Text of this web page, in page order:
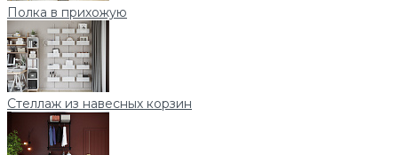
Полка в прихожую
Стеллаж из навесных корзин